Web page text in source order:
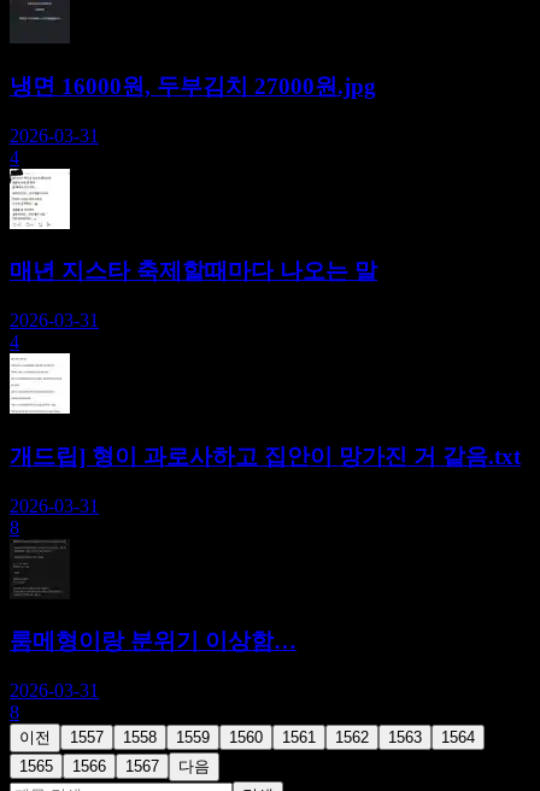
냉면 16000원, 두부김치 27000원.jpg
2026-03-31
4
매년 지스타 축제할때마다 나오는 말
2026-03-31
4
개드립] 형이 과로사하고 집안이 망가진 거 같음.txt
2026-03-31
8
룸메형이랑 분위기 이상함…
2026-03-31
8
이전 1557 1558 1559 1560 1561 1562 1563
1564
1565
1566 1567
다음